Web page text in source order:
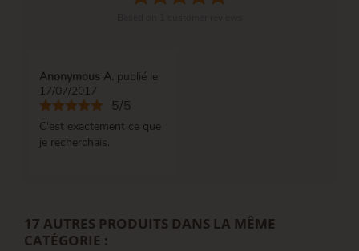
Anonymous A. publié le
17/07/2017
5/5
C'est exactement ce que
je recherchais.
17 AUTRES PRODUITS DANS LA MÊME
CATÉGORIE :